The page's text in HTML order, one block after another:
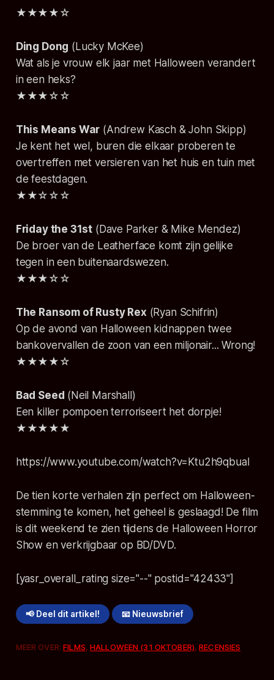
★★★★☆
Ding Dong (Lucky McKee)
Wat als je vrouw elk jaar met Halloween verandert
in een heks?
★★★☆☆
This Means War (Andrew Kasch & John Skipp)
Je kent het wel, buren die elkaar proberen te
overtreffen met versieren van het huis en tuin met
de feestdagen.
★★☆☆☆
Friday the 31st (Dave Parker & Mike Mendez)
De broer van de Leatherface komt zijn gelijke
tegen in een buitenaardswezen.
★★★☆☆
The Ransom of Rusty Rex (Ryan Schifrin)
Op de avond van Halloween kidnappen twee
bankovervallen de zoon van een miljonair... Wrong!
★★★★☆
Bad Seed (Neil Marshall)
Een killer pompoen terroriseert het dorpje!
★★★★★
https://www.youtube.com/watch?v=Ktu2h9qbuaI
De tien korte verhalen zijn perfect om Halloween-
stemming te komen, het geheel is geslaagd! De film
is dit weekend te zien tijdens de Halloween Horror
Show en verkrijgbaar op BD/DVD.
[yasr_overall_rating size="--" postid="42433"]
📢 Deel dit artikel! 📧 Nieuwsbrief
MEER OVER:FILMS,HALLOWEEN (31 OKTOBER),RECENSIES